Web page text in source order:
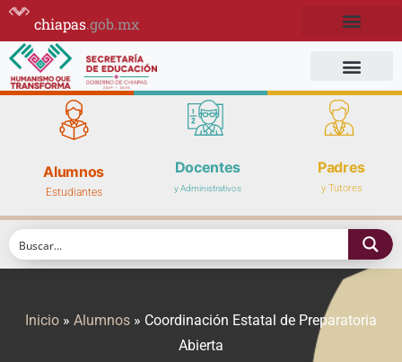
chiapas.gob.mx
Alumnos
Estudiantes
Docentes
y Administrativos
Padres
y Tutores
Inicio » Alumnos » Coordinación Estatal de Preparatoria
Abierta